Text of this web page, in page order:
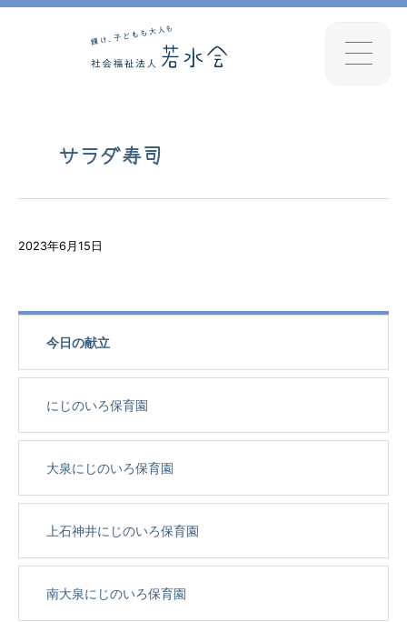
サラダ寿司
2023年6月15日
今日の献立
にじのいろ保育園
大泉にじのいろ保育園
上石神井にじのいろ保育園
南大泉にじのいろ保育園